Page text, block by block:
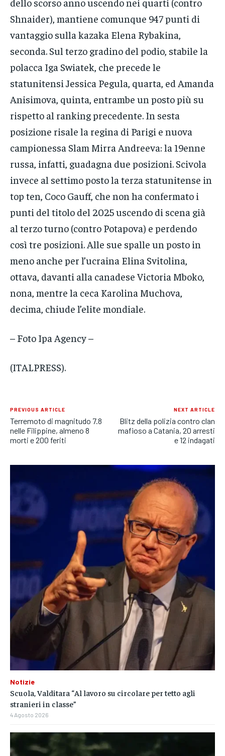
Shnaider), mantiene comunque 947 punti di
vantaggio sulla kazaka Elena Rybakina,
seconda. Sul terzo gradino del podio, stabile la
polacca Iga Swiatek, che precede le
statunitensi Jessica Pegula, quarta, ed Amanda
Anisimova, quinta, entrambe un posto più su
rispetto al ranking precedente. In sesta
posizione risale la regina di Parigi e nuova
campionessa Slam Mirra Andreeva: la 19enne
russa, infatti, guadagna due posizioni. Scivola
invece al settimo posto la terza statunitense in
top ten, Coco Gauff, che non ha confermato i
punti del titolo del 2025 uscendo di scena già
al terzo turno (contro Potapova) e perdendo
così tre posizioni. Alle sue spalle un posto in
meno anche per l’ucraina Elina Svitolina,
ottava, davanti alla canadese Victoria Mboko,
nona, mentre la ceca Karolina Muchova,
decima, chiude l’elite mondiale.
– Foto Ipa Agency –
(ITALPRESS).
PREVIOUS ARTICLE
Terremoto di magnitudo 7.8
nelle Filippine, almeno 8
morti e 200 feriti
NEXT ARTICLE
Blitz della polizia contro clan
mafioso a Catania, 20 arresti
e 12 indagati
Notizie
Scuola, Valditara “Al lavoro su circolare per tetto agli
stranieri in classe”
4 Agosto 2026